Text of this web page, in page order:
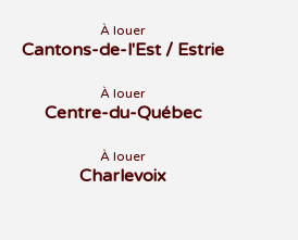
À louer
Cantons-de-l'Est / Estrie
À louer
Centre-du-Québec
À louer
Charlevoix